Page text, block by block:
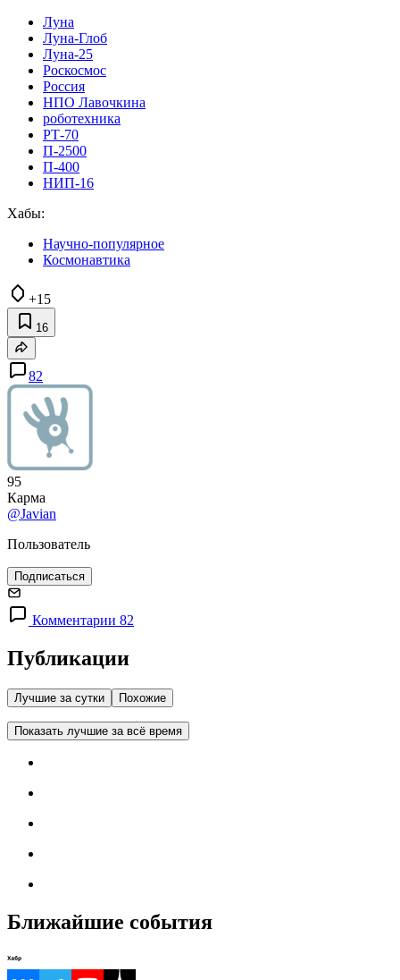
Луна
Луна-Глоб
Луна-25
Роскосмос
Россия
НПО Лавочкина
роботехника
РТ-70
П-2500
П-400
НИП-16
Хабы:
Научно-популярное
Космонавтика
+15
16
82
95
Карма
@Javian
Пользователь
Подписаться
Комментарии 82
Публикации
Лучшие за сутки Похожие
Показать лучшие за всё время
Ближайшие события